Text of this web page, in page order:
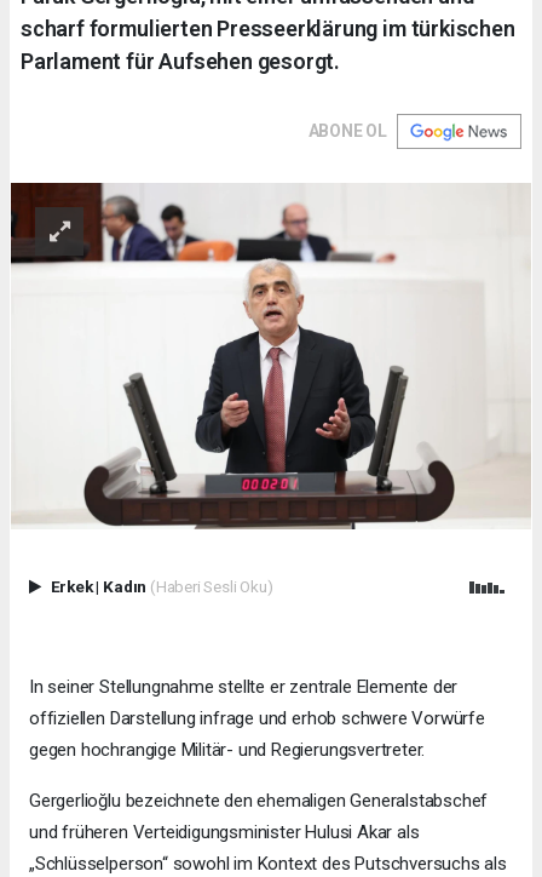
scharf formulierten Presseerklärung im türkischen
Parlament für Aufsehen gesorgt.
ABONE OL
Erkek| Kadın (Haberi Sesli Oku)
In seiner Stellungnahme stellte er zentrale Elemente der
offiziellen Darstellung infrage und erhob schwere Vorwürfe
gegen hochrangige Militär- und Regierungsvertreter.
Gergerlioğlu bezeichnete den ehemaligen Generalstabschef
und früheren Verteidigungsminister Hulusi Akar als
„Schlüsselperson“ sowohl im Kontext des Putschversuchs als